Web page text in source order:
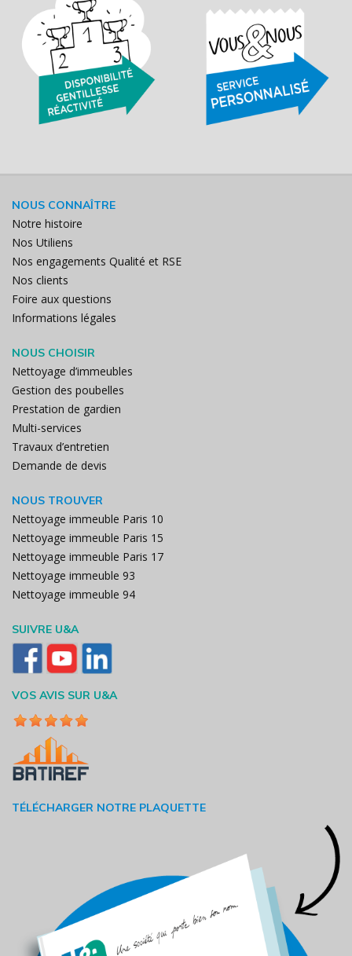
NOUS CONNAÎTRE
Notre histoire
Nos Utiliens
Nos engagements Qualité et RSE
Nos clients
Foire aux questions
Informations légales
NOUS CHOISIR
Nettoyage d’immeubles
Gestion des poubelles
Prestation de gardien
Multi-services
Travaux d’entretien
Demande de devis
NOUS TROUVER
Nettoyage immeuble Paris 10
Nettoyage immeuble Paris 15
Nettoyage immeuble Paris 17
Nettoyage immeuble 93
Nettoyage immeuble 94
SUIVRE U&A
VOS AVIS SUR U&A
TÉLÉCHARGER NOTRE PLAQUETTE